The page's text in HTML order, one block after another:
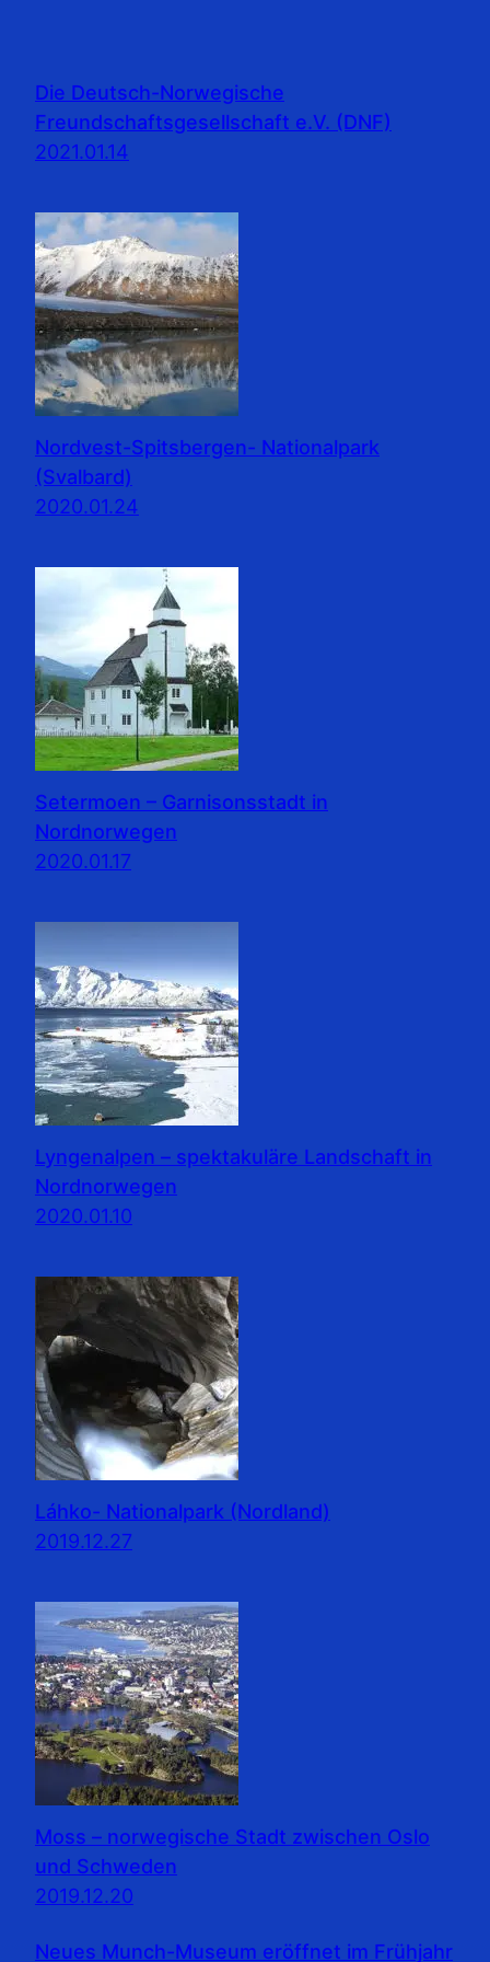
Die Deutsch-Norwegische
Freundschaftsgesellschaft e.V. (DNF)
2021.01.14
Nordvest-Spitsbergen- Nationalpark
(Svalbard)
2020.01.24
Setermoen – Garnisonsstadt in
Nordnorwegen
2020.01.17
Lyngenalpen – spektakuläre Landschaft in
Nordnorwegen
2020.01.10
Láhko- Nationalpark (Nordland)
2019.12.27
Moss – norwegische Stadt zwischen Oslo
und Schweden
2019.12.20
Neues Munch-Museum eröffnet im Frühjahr